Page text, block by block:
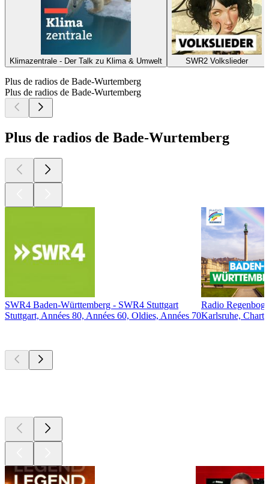
Klimazentrale - Der Talk zu Klima & Umwelt SWR2 Volkslieder
Plus de radios de Bade-Wurtemberg
Plus de radios de Bade-Wurtemberg
Plus de radios de Bade-Wurtemberg
SWR4 Baden-Württemberg - SWR4 Stuttgart
Stuttgart, Années 80, Années 60, Oldies, Années 70
Radio
Karlsruhe,